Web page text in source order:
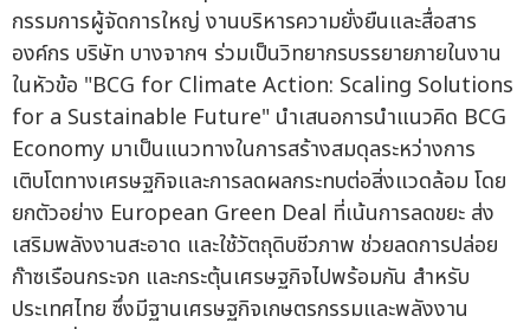
กรรมการผู้จัดการใหญ่ งานบริหารความยั่งยืนและสื่อสาร
องค์กร บริษัท บางจากฯ ร่วมเป็นวิทยากรบรรยายภายในงาน
ในหัวข้อ "BCG for Climate Action: Scaling Solutions
for a Sustainable Future" นำเสนอการนำแนวคิด BCG
Economy มาเป็นแนวทางในการสร้างสมดุลระหว่างการ
เติบโตทางเศรษฐกิจและการลดผลกระทบต่อสิ่งแวดล้อม โดย
ยกตัวอย่าง European Green Deal ที่เน้นการลดขยะ ส่ง
เสริมพลังงานสะอาด และใช้วัตถุดิบชีวภาพ ช่วยลดการปล่อย
ก๊าซเรือนกระจก และกระตุ้นเศรษฐกิจไปพร้อมกัน สำหรับ
ประเทศไทย ซึ่งมีฐานเศรษฐกิจเกษตรกรรมและพลังงาน